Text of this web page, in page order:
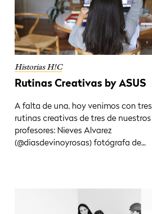
Historias H!C
Rutinas Creativas by ASUS
A falta de una, hoy venimos con tres
rutinas creativas de tres de nuestros
profesores: Nieves Alvarez
(@diasdevinoyrosas) fotógrafa de...